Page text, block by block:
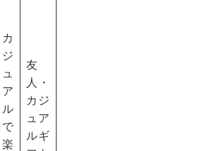
カ
ジ
ュ
ア
ル
で
楽
友
人・
カジ
ュア
ルギ